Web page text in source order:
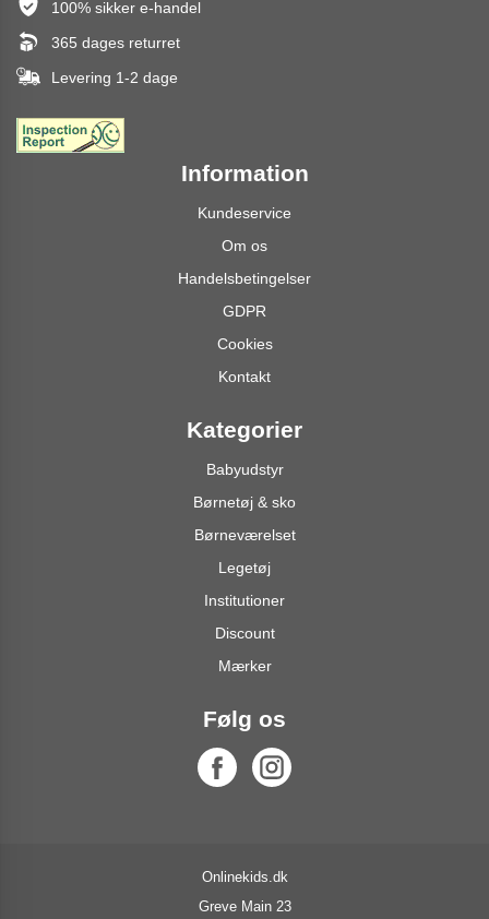
100% sikker e-handel
365 dages returret
Levering 1-2 dage
Information
Kundeservice
Om os
Handelsbetingelser
GDPR
Cookies
Kontakt
Kategorier
Babyudstyr
Børnetøj & sko
Børneværelset
Legetøj
Institutioner
Discount
Mærker
Følg os
Onlinekids.dk
Greve Main 23